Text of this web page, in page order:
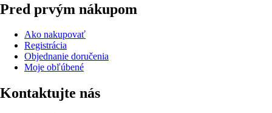
Pred prvým nákupom
Ako nakupovať
Registrácia
Objednanie doručenia
Moje obľúbené
Kontaktujte nás